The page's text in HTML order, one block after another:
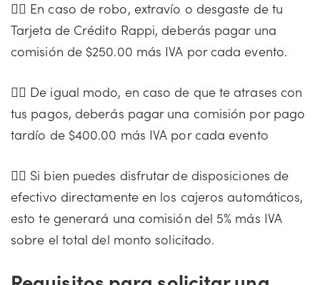
👎🏻 En caso de robo, extravío o desgaste de tu
Tarjeta de Crédito Rappi, deberás pagar una
comisión de $250.00 más IVA por cada evento.
👎🏻 De igual modo, en caso de que te atrases con
tus pagos, deberás pagar una comisión por pago
tardío de $400.00 más IVA por cada evento
👎🏻 Si bien puedes disfrutar de disposiciones de
efectivo directamente en los cajeros automáticos,
esto te generará una comisión del 5% más IVA
sobre el total del monto solicitado.